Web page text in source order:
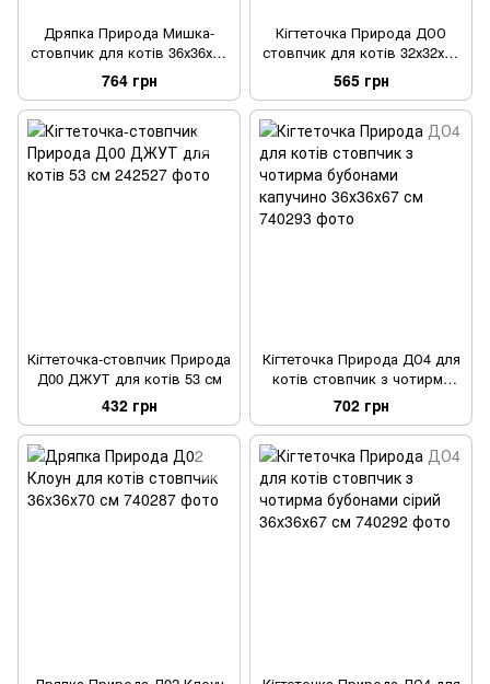
Дряпка Природа Мишка-
стовпчик для котів 36х36х52
cм
764 грн
Кігтеточка Природа ДОО
стовпчик для котів 32х32х52
см
565 грн
Кігтеточка-стовпчик Природа
Д00 ДЖУТ для котів 53 см
432 грн
Кігтеточка Природа ДО4 для
котів стовпчик з чотирма
бубонами капучино 36х36х67
см
702 грн